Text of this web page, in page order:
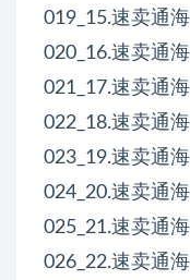
019_15.速卖通
020_16.速卖通
021_17.速卖通
022_18.速卖通
023_19.速卖通
024_20.速卖通
025_21.速卖通
026_22.速卖通